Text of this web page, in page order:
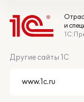
и
Другие сайты 1С